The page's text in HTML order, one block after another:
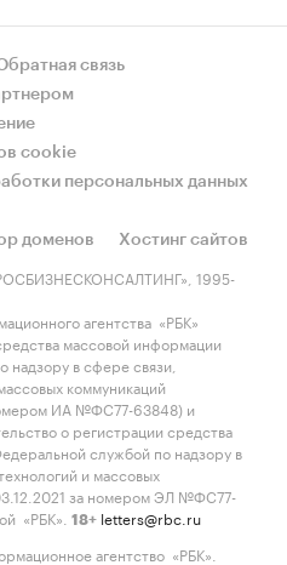
связь
cookie
персональных данных
доменов
Хостинг сайтов
1995-
агентства «РБК»
массовой информации
в сфере связи,
коммуникаций
ИА №ФС77-63848) и
о регистрации средства
службой по надзору в
и массовых
за номером ЭЛ №ФС77-
«РБК».
18+ letters@rbc.ru
агентство «РБК».